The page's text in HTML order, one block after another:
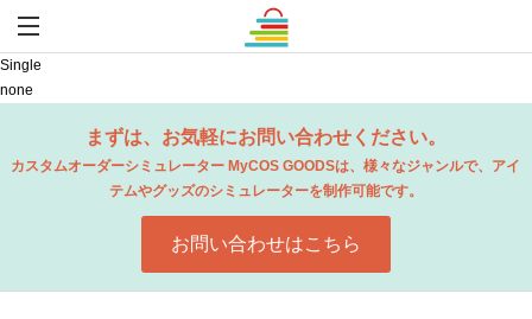
Single
none
まずは、お気軽にお問い合わせください。
カスタムオーダーシミュレーター MyCOS GOODSは、様々なジャンルで、アイ
テムやグッズのシミュレーターを制作可能です。
お問い合わせはこちら